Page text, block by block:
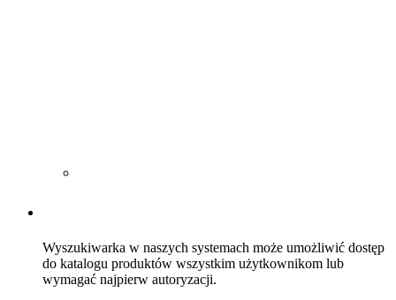
Wyszukiwarka w naszych systemach może umożliwić dostęp
do katalogu produktów wszystkim użytkownikom lub
wymagać najpierw autoryzacji.